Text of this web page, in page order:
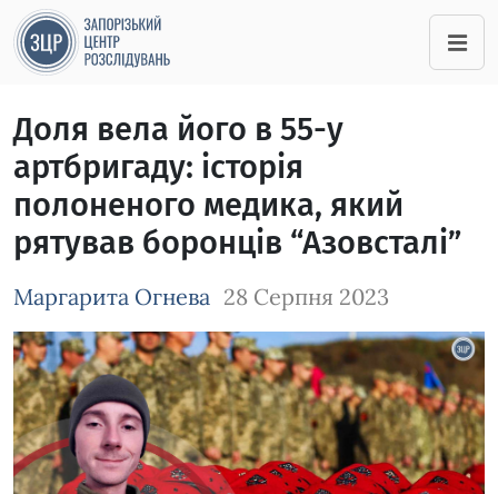
Доля вела його в 55-у
артбригаду: історія
полоненого медика, який
рятував боронців “Азовсталі”
Маргарита Огнева 28 Серпня 2023
Зображення завантажується